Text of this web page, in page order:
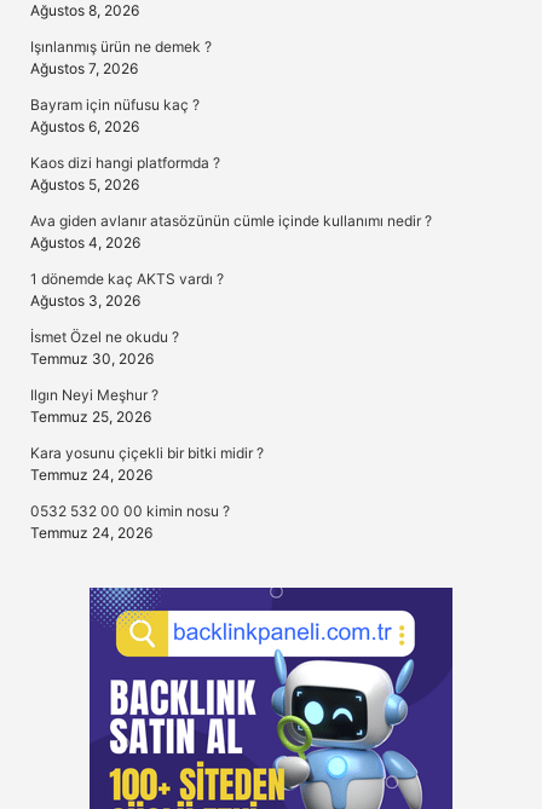
Ağustos 8, 2026
Işınlanmış ürün ne demek ?
Ağustos 7, 2026
Bayram için nüfusu kaç ?
Ağustos 6, 2026
Kaos dizi hangi platformda ?
Ağustos 5, 2026
Ava giden avlanır atasözünün cümle içinde kullanımı nedir ?
Ağustos 4, 2026
1 dönemde kaç AKTS vardı ?
Ağustos 3, 2026
İsmet Özel ne okudu ?
Temmuz 30, 2026
Ilgın Neyi Meşhur ?
Temmuz 25, 2026
Kara yosunu çiçekli bir bitki midir ?
Temmuz 24, 2026
0532 532 00 00 kimin nosu ?
Temmuz 24, 2026